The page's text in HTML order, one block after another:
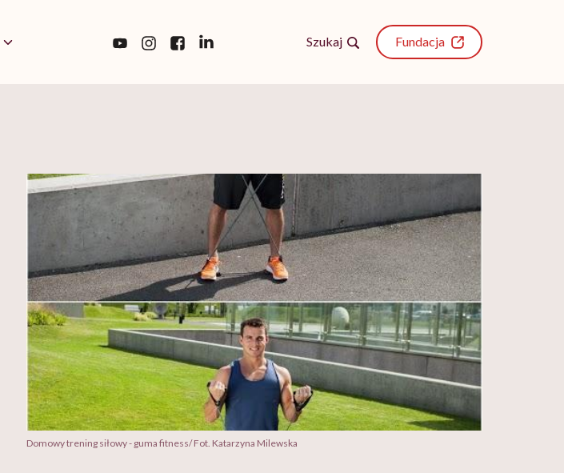
Szukaj Fundacja
Domowy trening siłowy - guma fitness/ Fot. Katarzyna Milewska